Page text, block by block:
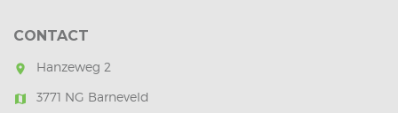
CONTACT
room Hanzeweg 2
map 3771 NG Barneveld